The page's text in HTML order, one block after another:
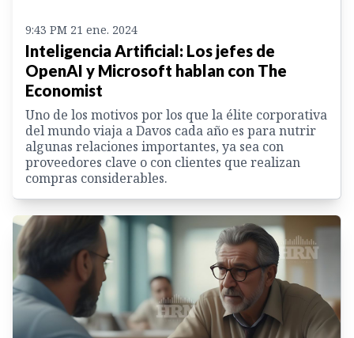
9:43 PM 21 ene. 2024
Inteligencia Artificial: Los jefes de
OpenAI y Microsoft hablan con The
Economist
Uno de los motivos por los que la élite corporativa
del mundo viaja a Davos cada año es para nutrir
algunas relaciones importantes, ya sea con
proveedores clave o con clientes que realizan
compras considerables.